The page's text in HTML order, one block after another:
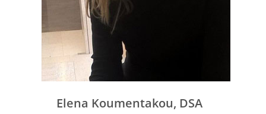
Elena Koumentakou, DSA